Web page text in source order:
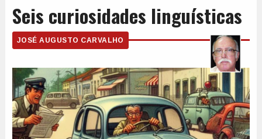
Seis curiosidades linguísticas
JOSÉ AUGUSTO CARVALHO